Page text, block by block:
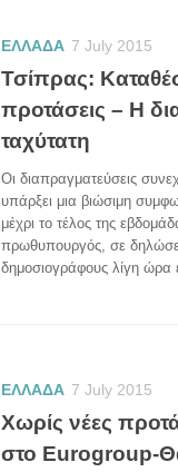
ΕΛΛΑΔΑ 7 July 2015
Τσίπρας:
προτάσεις – Η
ταχύτατη
Οι διαπραγματεύσεις
υπάρξει μια βιώσιμη
μέχρι το τέλος της
πρωθυπουργός, σε
δημοσιογράφους λίγη ώρα
ΕΛΛΑΔΑ 7 July 2015
Χωρίς νέες
στο Eurogroup-